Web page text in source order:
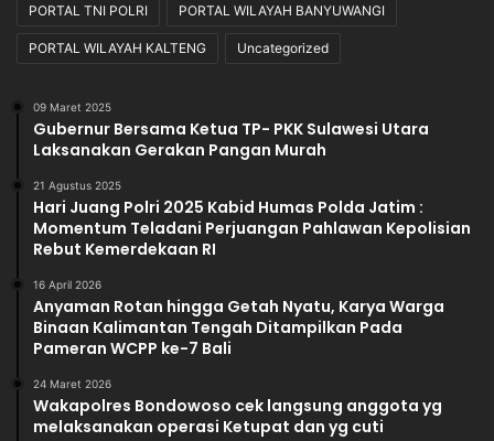
PORTAL TNI POLRI PORTAL WILAYAH BANYUWANGI
PORTAL WILAYAH KALTENG Uncategorized
09 Maret 2025
Gubernur Bersama Ketua TP- PKK Sulawesi Utara
Laksanakan Gerakan Pangan Murah
21 Agustus 2025
Hari Juang Polri 2025 Kabid Humas Polda Jatim :
Momentum Teladani Perjuangan Pahlawan Kepolisian
Rebut Kemerdekaan RI
16 April 2026
Anyaman Rotan hingga Getah Nyatu, Karya Warga
Binaan Kalimantan Tengah Ditampilkan Pada
Pameran WCPP ke-7 Bali
24 Maret 2026
Wakapolres Bondowoso cek langsung anggota yg
melaksanakan operasi Ketupat dan yg cuti